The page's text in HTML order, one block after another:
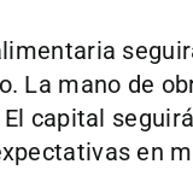
La mano de
capital
en